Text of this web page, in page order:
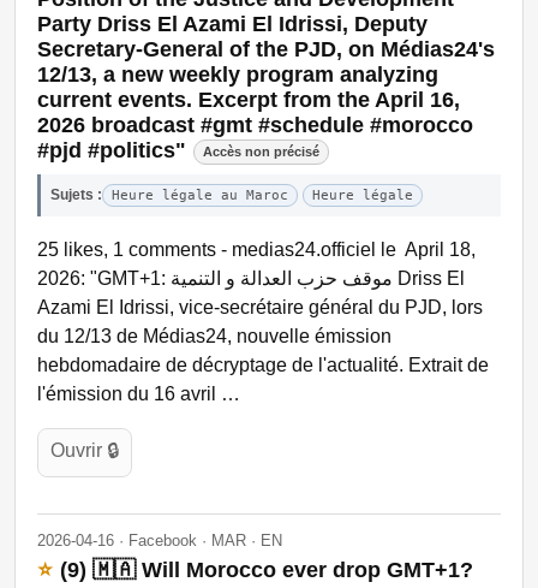
Party Driss El Azami El Idrissi, Deputy
Secretary-General of the PJD, on Médias24's
12/13, a new weekly program analyzing
current events. Excerpt from the April 16,
2026 broadcast #gmt #schedule #morocco
#pjd #politics"
Accès non précisé
Sujets : Heure légale au Maroc Heure légale
25 likes, 1 comments - medias24.officiel le April 18,
2026‎: "GMT+1: موقف حزب العدالة و التنمية Driss El
Azami El Idrissi, vice-secrétaire général du PJD, lors
du 12/13 de Médias24, nouvelle émission
hebdomadaire de décryptage de l'actualité. Extrait de
l'émission du 16 avril …
Ouvrir 🔒
2026-04-16 · Facebook · MAR · EN
⭐ (9) 🇲🇦 Will Morocco ever drop GMT+1?